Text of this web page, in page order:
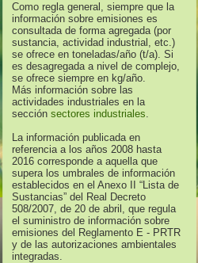
Como regla general, siempre que la
información sobre emisiones es
consultada de forma agregada (por
sustancia, actividad industrial, etc.)
se ofrece en toneladas/año (t/a). Si
es desagregada a nivel de complejo,
se ofrece siempre en kg/año.
Más información sobre las
actividades industriales en la
sección sectores industriales.
La información publicada en
referencia a los años 2008 hasta
2016 corresponde a aquella que
supera los umbrales de información
establecidos en el Anexo II “Lista de
Sustancias” del Real Decreto
508/2007, de 20 de abril, que regula
el suministro de información sobre
emisiones del Reglamento E - PRTR
y de las autorizaciones ambientales
integradas.